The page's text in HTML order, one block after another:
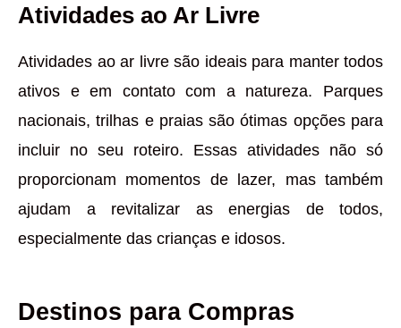
Atividades ao Ar Livre
Atividades ao ar livre são ideais para manter todos
ativos e em contato com a natureza. Parques
nacionais, trilhas e praias são ótimas opções para
incluir no seu roteiro. Essas atividades não só
proporcionam momentos de lazer, mas também
ajudam a revitalizar as energias de todos,
especialmente das crianças e idosos.
Destinos para Compras